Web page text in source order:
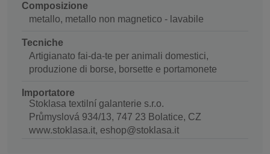
Composizione
metallo, metallo non magnetico - lavabile
Tecniche
Artigianato fai-da-te per animali domestici,
produzione di borse, borsette e portamonete
Importatore
Stoklasa textilní galanterie s.r.o.
Průmyslová 934/13, 747 23 Bolatice, CZ
www.stoklasa.it, eshop@stoklasa.it